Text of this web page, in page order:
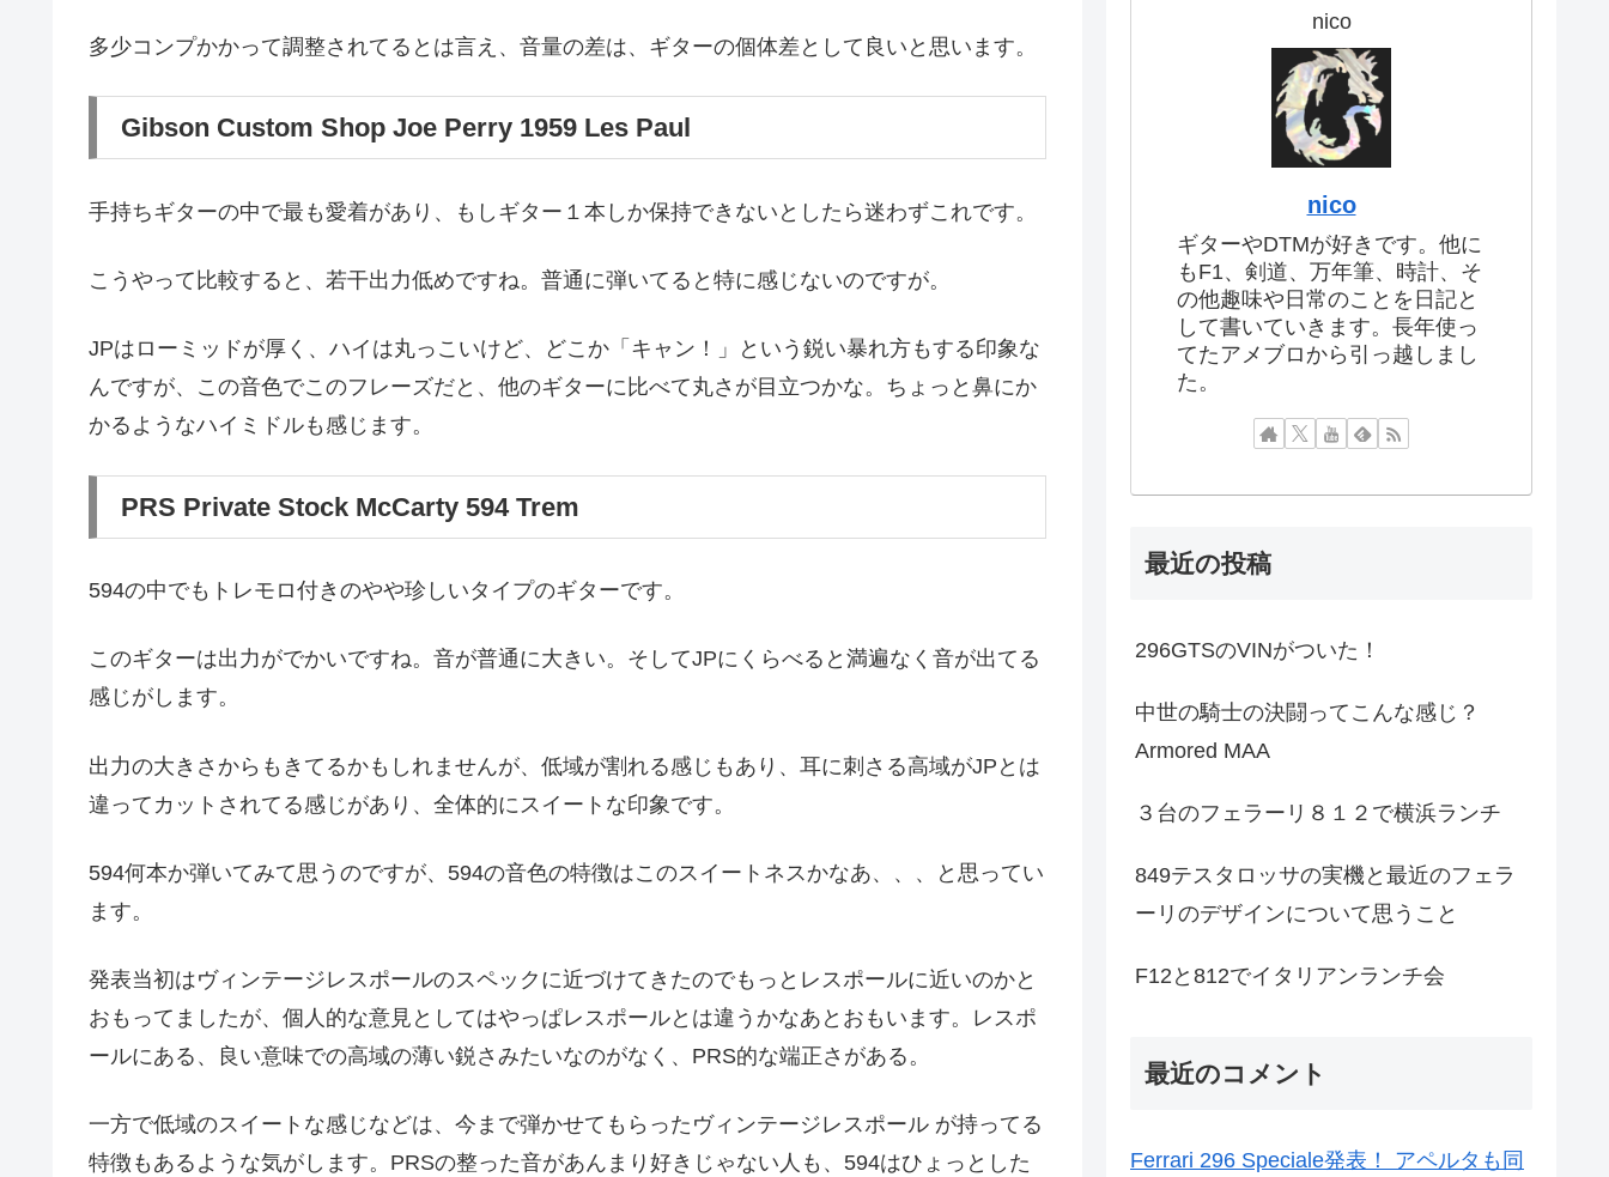
多少コンプかかって調整されてるとは言え、音量の差は、ギターの個体差として良いと思います。
Gibson Custom Shop Joe Perry 1959 Les Paul
手持ちギターの中で最も愛着があり、もしギター１本しか保持できないとしたら迷わずこれです。
こうやって比較すると、若干出力低めですね。普通に弾いてると特に感じないのですが。
JPはローミッドが厚く、ハイは丸っこいけど、どこか「キャン！」という鋭い暴れ方もする印象な
んですが、この音色でこのフレーズだと、他のギターに比べて丸さが目立つかな。ちょっと鼻にか
かるようなハイミドルも感じます。
PRS Private Stock McCarty 594 Trem
594の中でもトレモロ付きのやや珍しいタイプのギターです。
このギターは出力がでかいですね。音が普通に大きい。そしてJPにくらべると満遍なく音が出てる
感じがします。
出力の大きさからもきてるかもしれませんが、低域が割れる感じもあり、耳に刺さる高域がJPとは
違ってカットされてる感じがあり、全体的にスイートな印象です。
594何本か弾いてみて思うのですが、594の音色の特徴はこのスイートネスかなあ、、、と思ってい
ます。
発表当初はヴィンテージレスポールのスペックに近づけてきたのでもっとレスポールに近いのかと
おもってましたが、個人的な意見としてはやっぱレスポールとは違うかなあとおもいます。レスポ
ールにある、良い意味での高域の薄い鋭さみたいなのがなく、PRS的な端正さがある。
一方で低域のスイートな感じなどは、今まで弾かせてもらったヴィンテージレスポール が持ってる
特徴もあるような気がします。PRSの整った音があんまり好きじゃない人も、594はひょっとした
nico
nico
ギターやDTMが好きです。他に
もF1、剣道、万年筆、時計、そ
の他趣味や日常のことを日記と
して書いていきます。長年使っ
てたアメブロから引っ越しまし
た。
最近の投稿
296GTSのVINがついた！
中世の騎士の決闘ってこんな感じ？
Armored MAA
３台のフェラーリ８１２で横浜ランチ
849テスタロッサの実機と最近のフェラ
ーリのデザインについて思うこと
F12と812でイタリアンランチ会
最近のコメント
Ferrari 296 Speciale発表！ アペルタも同